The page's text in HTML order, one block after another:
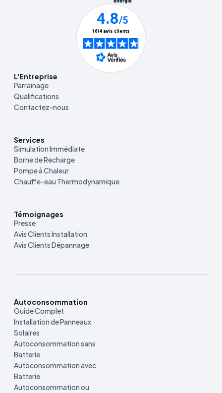
L'Entreprise
Parrainage
Qualifications
Contactez-nous
Services
Simulation Immédiate
Borne de Recharge
Pompe à Chaleur
Chauffe-eau Thermodynamique
Témoignages
Presse
Avis Clients Installation
Avis Clients Dépannage
Autoconsommation
Guide Complet
Installation de Panneaux
Solaires
Autoconsommation sans
Batterie
Autoconsommation avec
Batterie
Autoconsommation ou